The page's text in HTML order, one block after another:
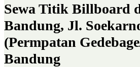
Sewa Titik Billboard
Bandung, Jl.
(Permpatan
Bandung